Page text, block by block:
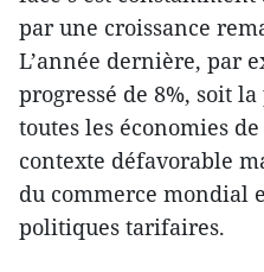
par une croissance
L’année dernière, par
progressé de 8%, soit
toutes les économies
contexte défavorable
du commerce mondial
politiques tarifaires.